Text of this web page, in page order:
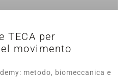
TECA per
movimento
metodo, biomeccanica e